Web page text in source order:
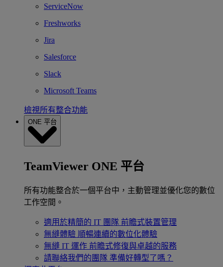
ServiceNow
Freshworks
Jira
Salesforce
Slack
Microsoft Teams
檢視所有整合功能
ONE 平台
TeamViewer ONE 平台
所有功能整合於一個平台中，主動管理並優化您的數位
工作空間。
適用於精簡的 IT 團隊 前瞻式裝置管理
無縫體驗 順暢連續的數位化體驗
無縫 IT 運作 前瞻式修復與卓越的服務
請聯絡我們的團隊 準備好轉型了嗎？